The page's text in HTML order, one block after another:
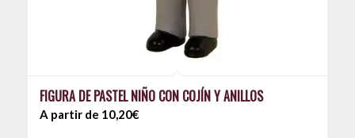
FIGURA DE PASTEL NIÑO CON COJÍN Y ANILLOS
A partir de 10,20€